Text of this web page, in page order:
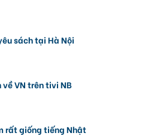
sách tại Hà Nội
VN trên tivi NB
rất giống tiếng Nhật